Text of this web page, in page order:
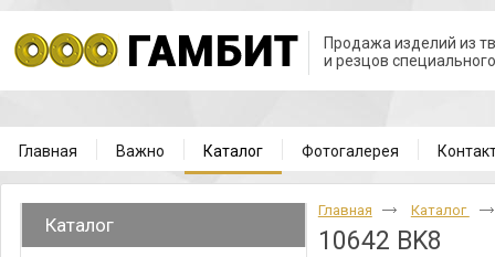
Продажа изделий из
и резцов
Главная Важно Каталог Фотогалерея
Каталог
Главная Каталог
10642 BK8